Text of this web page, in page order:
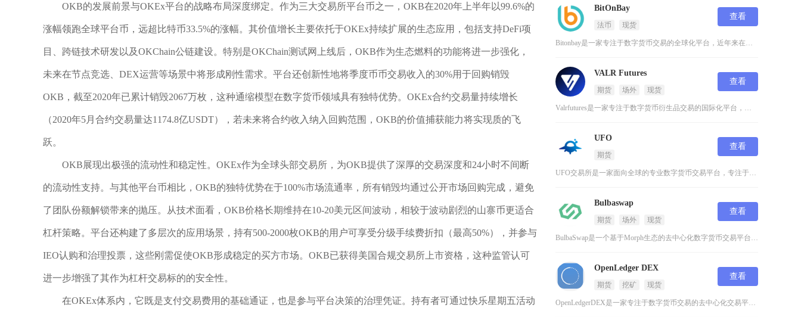
OKB的发展前景与OKEx平台的战略布局深度绑定。作为三大交易所平台币之一，OKB在2020年上半年以99.6%的
涨幅领跑全球平台币，远超比特币33.5%的涨幅。其价值增长主要依托于OKEx持续扩展的生态应用，包括支持DeFi项
目、跨链技术研发以及OKChain公链建设。特别是OKChain测试网上线后，OKB作为生态燃料的功能将进一步强化，
未来在节点竞选、DEX运营等场景中将形成刚性需求。平台还创新性地将季度币币交易收入的30%用于回购销毁
OKB，截至2020年已累计销毁2067万枚，这种通缩模型在数字货币领域具有独特优势。OKEx合约交易量持续增长
（2020年5月合约交易量达1174.8亿USDT），若未来将合约收入纳入回购范围，OKB的价值捕获能力将实现质的飞
跃。
OKB展现出极强的流动性和稳定性。OKEx作为全球头部交易所，为OKB提供了深厚的交易深度和24小时不间断
的流动性支持。与其他平台币相比，OKB的独特优势在于100%市场流通率，所有销毁均通过公开市场回购完成，避免
了团队份额解锁带来的抛压。从技术面看，OKB价格长期维持在10-20美元区间波动，相较于波动剧烈的山寨币更适合
杠杆策略。平台还构建了多层次的应用场景，持有500-2000枚OKB的用户可享受分级手续费折扣（最高50%），并参与
IEO认购和治理投票，这些刚需促使OKB形成稳定的买方市场。OKB已获得美国合规交易所上市资格，这种监管认可
进一步增强了其作为杠杆交易标的的安全性。
在OKEx体系内，它既是支付交易费用的基础通证，也是参与平台决策的治理凭证。持有者可通过快乐星期五活动
BitOnBay
法币 现货
查看
Bitonbay是一家专注于数字货币交易的全球化平台，近年来在加密货币领域逐渐崭露头角。这
VALR Futures
期货 场外 现货
查看
Valrfutures是一家专注于数字货币衍生品交易的国际化平台，致力于为用户提供安全、高
UFO
期货
查看
UFO交易所是一家面向全球的专业数字货币交易平台，专注于区块链技术的开发应用及数字资产交易
Bulbaswap
期货 场外 现货
查看
BulbaSwap是一个基于Morph生态的去中心化数字货币交易平台，它继承了Morph链
OpenLedger DEX
期货 挖矿 现货
查看
OpenLedgerDEX是一家专注于数字货币交易的去中心化交易平台，它建立在强大的比特股